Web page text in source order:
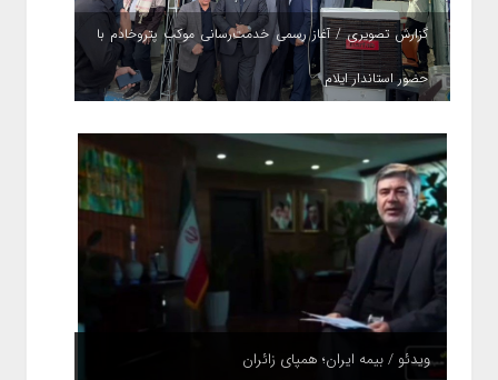
گزارش تصویری / آغاز رسمی خدمت‌رسانی موکب پتروخادم با
حضور استاندار ایلام
ویدئو / بیمه ایران؛ همپای زائران